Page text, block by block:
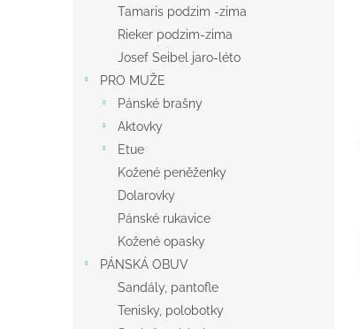
Tamaris podzim -zima
Rieker podzim-zima
Josef Seibel jaro-léto
PRO MUŽE
Pánské brašny
Aktovky
Etue
Kožené peněženky
Dolarovky
Pánské rukavice
Kožené opasky
PÁNSKÁ OBUV
Sandály, pantofle
Tenisky, polobotky